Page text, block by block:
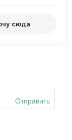
сюда
Отправить